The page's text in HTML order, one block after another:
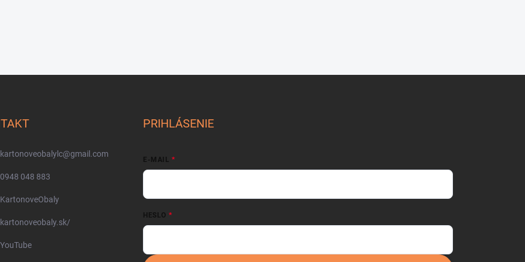
kartonoveobalylc@gmail.com
0948 048 883
KartonoveObaly
kartonoveobaly.sk/
YouTube
PRIHLÁSENIE
E-MAIL
HESLO